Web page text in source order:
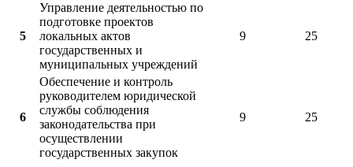
5
Управление деятельностью по
подготовке проектов
локальных актов
государственных и
муниципальных учреждений
9 25
6
Обеспечение и контроль
руководителем юридической
службы соблюдения
законодательства при
осуществлении
государственных закупок
9 25